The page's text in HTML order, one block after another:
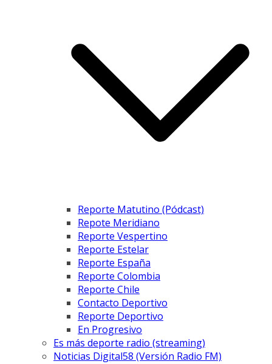
Reporte Matutino (Pódcast)
Repote Meridiano
Reporte Vespertino
Reporte Estelar
Reporte España
Reporte Colombia
Reporte Chile
Contacto Deportivo
Reporte Deportivo
En Progresivo
Es más deporte radio (streaming)
Noticias Digital58 (Versión Radio FM)